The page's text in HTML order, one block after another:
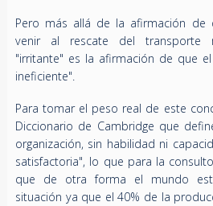
Pero más allá de la afirmación de
venir al rescate del transporte
"irritante" es la afirmación de que
ineficiente".
Para tomar el peso real de este
Diccionario de Cambridge que
organización, sin habilidad ni
satisfactoria", lo que para la
que de otra forma el mundo
situación ya que el 40% de la